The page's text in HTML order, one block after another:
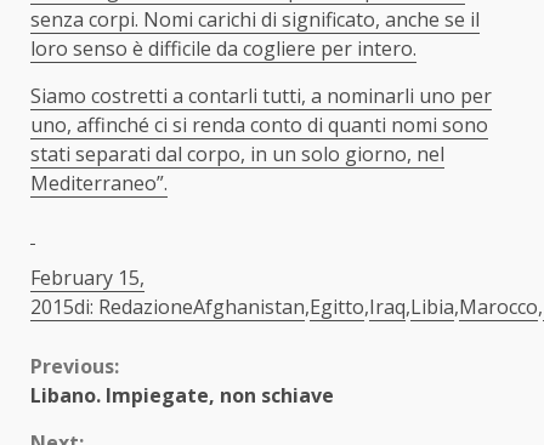
senza corpi. Nomi carichi di significato, anche se il
loro senso è difficile da cogliere per intero.
Siamo costretti a contarli tutti, a nominarli uno per
uno, affinché ci si renda conto di quanti nomi sono
stati separati dal corpo, in un solo giorno, nel
Mediterraneo”.
February 15,
2015di: RedazioneAfghanistan,Egitto,Iraq,Libia,Marocco,
Continue
Reading
Previous:
Libano. Impiegate, non schiave